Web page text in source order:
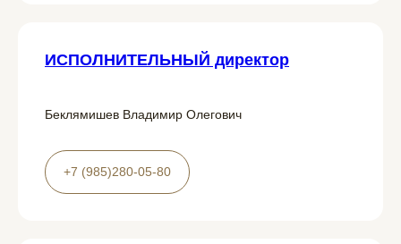
ИСПОЛНИТЕЛЬНЫЙ директор
Беклямишев Владимир Олегович
+7 (985)280-05-80